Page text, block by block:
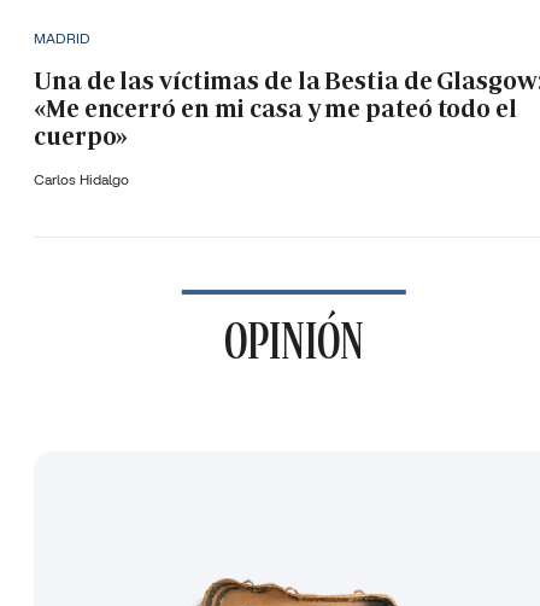
MADRID
Una de las víctimas de la Bestia de
«Me encerró en mi casa y me pateó todo el
cuerpo»
Carlos Hidalgo
OPINIÓN